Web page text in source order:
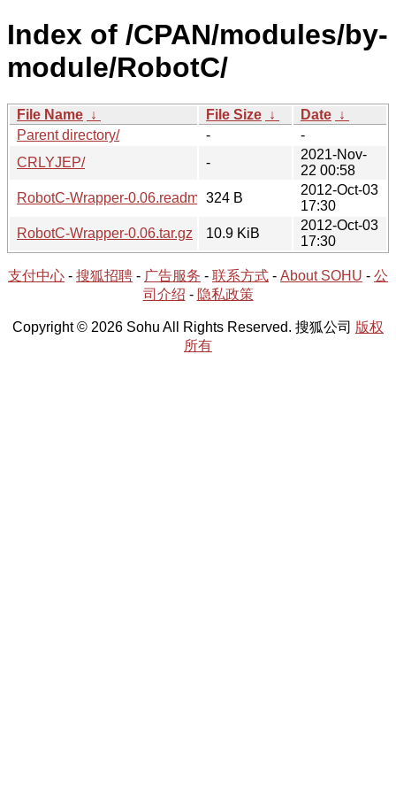
Index of /CPAN/modules/by-
module/RobotC/
File Name ↓ File Size ↓ Date ↓
Parent directory/
-
-
CRLYJEP/
-
2021-Nov-
22 00:58
RobotC-Wrapper-0.06.readme324 B
2012-Oct-03
17:30
RobotC-Wrapper-0.06.tar.gz
10.9 KiB
2012-Oct-03
17:30
支付中心 - 搜狐招聘 - 广告服务 - 联系方式 - About SOHU - 公
司介绍 - 隐私政策
Copyright © 2026 Sohu All Rights Reserved. 搜狐公司 版权
所有